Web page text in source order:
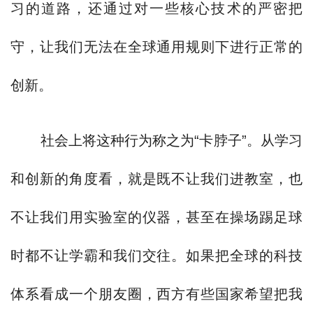
习的道路，还通过对一些核心技术的严密把
守，让我们无法在全球通用规则下进行正常的
创新。
社会上将这种行为称之为“卡脖子”。从学习
和创新的角度看，就是既不让我们进教室，也
不让我们用实验室的仪器，甚至在操场踢足球
时都不让学霸和我们交往。如果把全球的科技
体系看成一个朋友圈，西方有些国家希望把我